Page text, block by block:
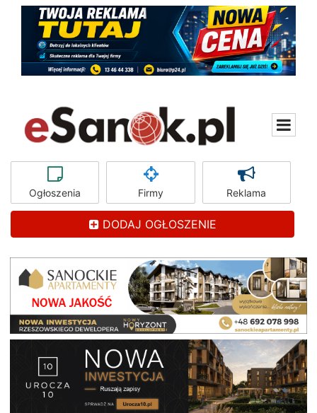
Ogłoszenia Firmy Reklama
DODAJ OGŁOSZENIE